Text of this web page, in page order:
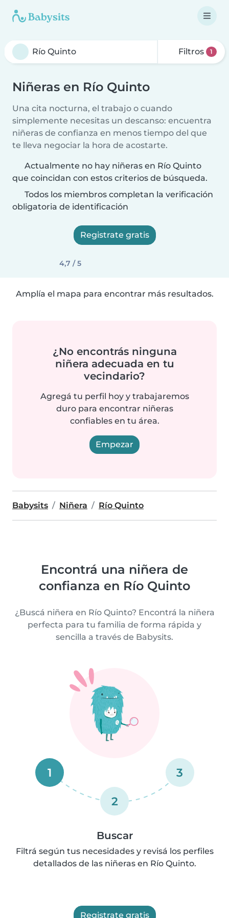
Filtros 1
Niñeras en Río Quinto
Una cita nocturna, el trabajo o cuando
simplemente necesitas un descanso: encuentra
niñeras de confianza en menos tiempo del que
te lleva negociar la hora de acostarte.
Actualmente no hay niñeras en Río Quinto
que coincidan con estos criterios de búsqueda.
Todos los miembros completan la verificación
obligatoria de identificación
Registrate gratis
4,7 / 5
Amplía el mapa para encontrar más resultados.
¿No encontrás ninguna
niñera adecuada en tu
vecindario?
Agregá tu perfil hoy y trabajaremos
duro para encontrar niñeras
confiables en tu área.
Empezar
Babysits Niñera Río Quinto
Encontrá una niñera de
confianza en Río Quinto
¿Buscá niñera en Río Quinto? Encontrá la niñera
perfecta para tu familia de forma rápida y
sencilla a través de Babysits.
1
2
3
Buscar
Filtrá según tus necesidades y revisá los perfiles
detallados de las niñeras en Río Quinto.
Registrate gratis